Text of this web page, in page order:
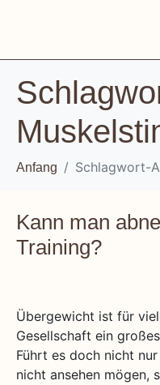
Anfang Schlagwort-
Kann man
Training?
Übergewicht ist für
Gesellschaft ein
Führt es doch nicht
nicht ansehen mögen,